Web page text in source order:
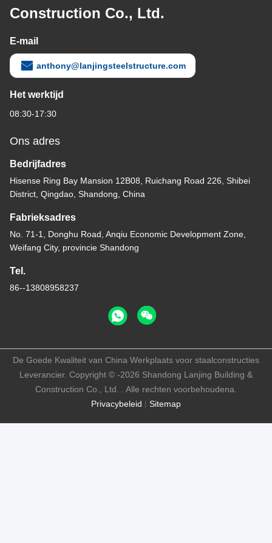
Construction Co., Ltd.
E-mail
anthony@lanjingsteelstructure.com
Het werktijd
08:30-17:30
Ons adres
Bedrijfadres
Hisense Ring Bay Mansion 12B08, Ruichang Road 226, Shibei
District, Qingdao, Shandong, China
Fabrieksadres
No. 71-1, Donghu Road, Anqiu Economic Development Zone,
Weifang City, provincie Shandong
Tel.
86--13808958237
Privacybeleid | Sitemap
De Goede Kwaliteit van China Werkplaats voor staalconstructies
Leverancier. Copyright © -2026 Shandong Lanjing Building &
Construction Co., Ltd. . Alle rechten voorbehoudena.